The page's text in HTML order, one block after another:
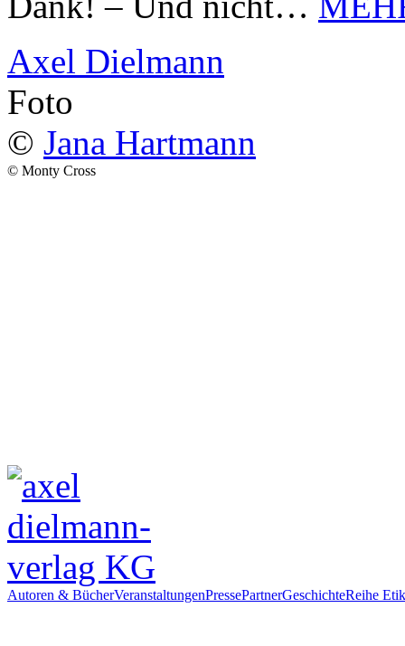
Axel Dielmann
Foto
© Jana Hartmann
© Monty Cross
Autoren & BücherVeranstaltungenPressePartnerGeschichteReihe